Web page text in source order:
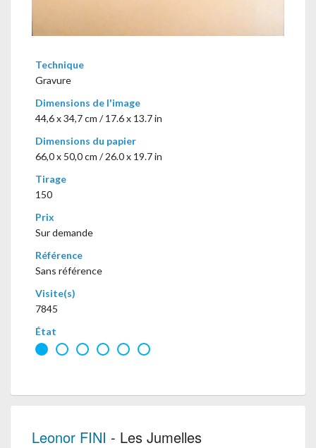
Technique
Gravure
Dimensions de l'image
44,6 x 34,7 cm / 17.6 x 13.7 in
Dimensions du papier
66,0 x 50,0 cm / 26.0 x 19.7 in
Tirage
150
Prix
Sur demande
Référence
Sans référence
Visite(s)
7845
État
Leonor FINI - Les Jumelles